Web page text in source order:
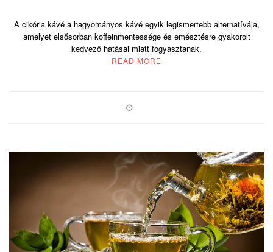
A cikória kávé a hagyományos kávé egyik legismertebb alternatívája,
amelyet elsősorban koffeinmentessége és emésztésre gyakorolt
kedvező hatásai miatt fogyasztanak.
READ MORE